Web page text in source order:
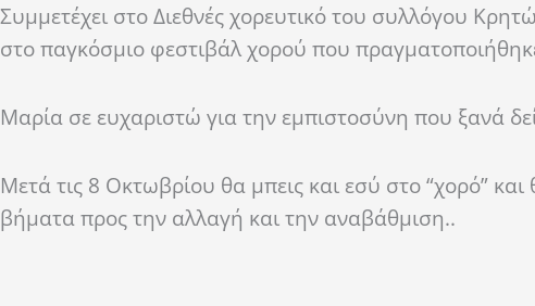
Συμμετέχει στο Διεθνές χορευτικό του συλλόγου
στο παγκόσμιο φεστιβάλ χορού που
Μαρία σε ευχαριστώ για την εμπιστοσύνη που ξανά
Μετά τις 8 Οκτωβρίου θα μπεις και εσύ στο “χορό” και
βήματα προς την αλλαγή και την αναβάθμιση..